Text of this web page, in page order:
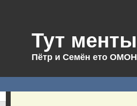
Тут менты
Пётр и Семён ето ОМОН